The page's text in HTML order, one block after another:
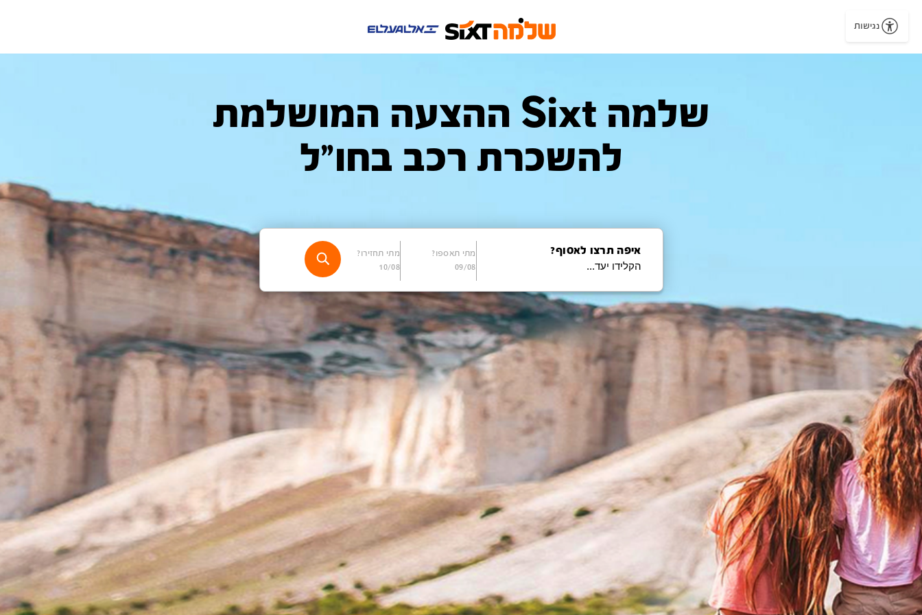
נגישות
שלמה Sixt ההצעה המושלמת
להשכרת רכב בחו"ל
איפה תרצו לאסוף?
מתי תאספו?
09/08
מתי תחזירו?
10/08